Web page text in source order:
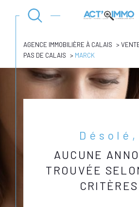
AGENCE IMMOBILIÈRE À CALAIS
PAS DE CALAIS
MARCK
Désolé,
AUCUNE
TROUVÉE
CRITÈRES